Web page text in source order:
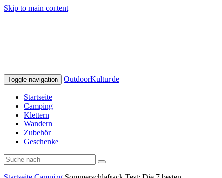
Skip to main content
Toggle navigation OutdoorKultur.de
Startseite
Camping
Klettern
Wandern
Zubehör
Geschenke